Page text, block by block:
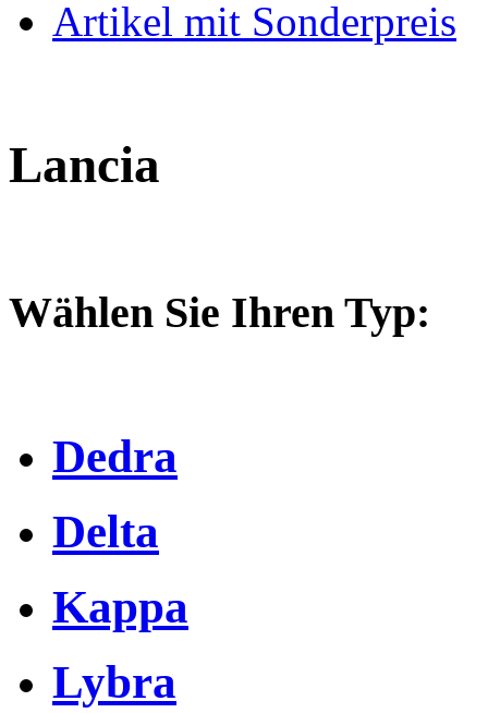
Artikel mit Sonderpreis
Lancia
Wählen Sie Ihren Typ:
Dedra
Delta
Kappa
Lybra